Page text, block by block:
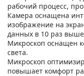
рабочий процесс,
Камера оснащена
изображение на
данных в 10 раз
Микроскоп оснащен
света.
Микроскоп
повышает комфорт